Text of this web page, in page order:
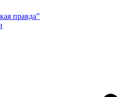
правда”